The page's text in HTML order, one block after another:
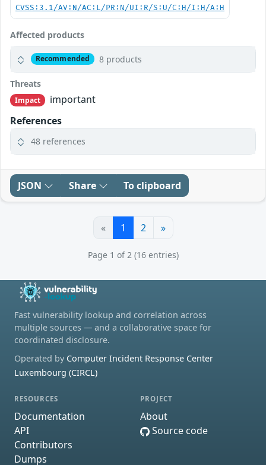
CVSS:3.1/AV:N/AC:L/PR:N/UI:R/S:U/C:H/I:H/A:H
Affected products
Recommended 8 products
Threats
Impact
important
References
48 references
JSON Share To clipboard
« 1 2 »
Page 1 of 2 (16 entries)
Fast vulnerability lookup and correlation across
multiple sources — and a collaborative space for
coordinated disclosure.
Operated by Computer Incident Response Center
Luxembourg (CIRCL)
RESOURCES
Documentation
API
Contributors
Dumps
PROJECT
About
Source code